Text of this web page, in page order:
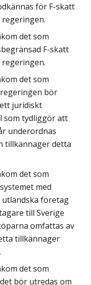
för F-skatt
det som
F-skatt
det som
bör
juridiskt
som tydliggör att
underordnas
tillkännager detta
det som
med
företag
till Sverige
omfattas av
tillkännager
det som
bör utredas om